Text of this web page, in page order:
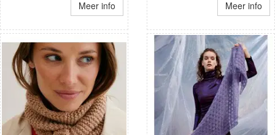
Meer info Meer info